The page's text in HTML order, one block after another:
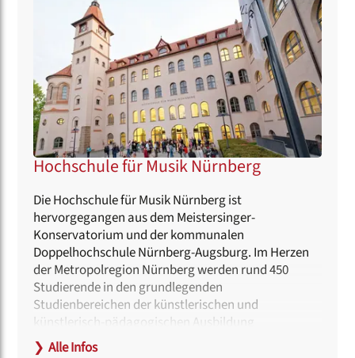
Hochschule für Musik Nürnberg
Die Hochschule für Musik Nürnberg ist
hervorgegangen aus dem Meistersinger-
Konservatorium und der kommunalen
Doppelhochschule Nürnberg-Augsburg. Im Herzen
der Metropolregion Nürnberg werden rund 450
Studierende in den grundlegenden
Studienbereichen der künstlerischen und
künstlerisch-pädagogischen Ausbildung
unterrichtet.
❯ Alle Infos